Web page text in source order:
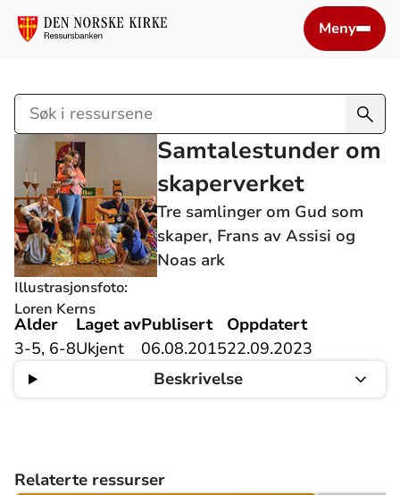
Meny
Søk
i
ressursene
Illustrasjonsfoto:
Loren Kerns
Samtalestunder om
skaperverket
Tre samlinger om Gud som
skaper, Frans av Assisi og
Noas ark
Alder
3-5, 6-8
Laget av
Ukjent
Publisert
06.08.2015
Oppdatert
22.09.2023
Beskrivelse
Relaterte ressurser